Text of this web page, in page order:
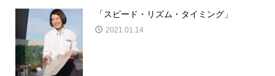
「スピード・リズム・タイミング」
2021.01.14